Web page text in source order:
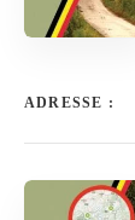
ADRESSE :